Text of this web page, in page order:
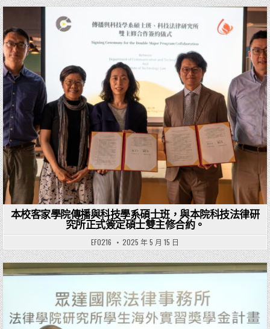
Posted in
本校客家學院傳播與科技學系碩士班，與本院科技法律研
究所正式簽定碩士雙主修合約。
EF0216 2025 年 5 月 15 日
Posted in